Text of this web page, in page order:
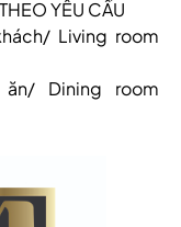
YÊU CẦU
Living room
Dining room